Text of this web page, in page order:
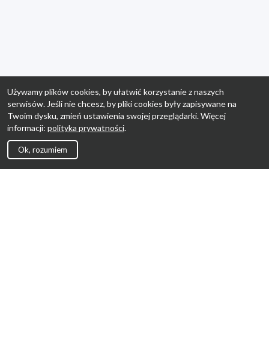
Używamy plików cookies, by ułatwić korzystanie z naszych
serwisów. Jeśli nie chcesz, by pliki cookies były zapisywane na
Twoim dysku, zmień ustawienia swojej przeglądarki. Więcej
informacji: polityka prywatności.
Ok, rozumiem